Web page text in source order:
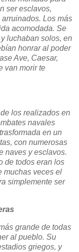
ser esclavos,
Los más
acomodada. Se
luchaban solos, en
honrar al poder
Ave, Caesar,
van morir te
los realizados en
navales
en un
con numerosas
naves y esclavos.
de todos eran los
muchas veces el
simplemente ser
grande de todas
al pueblo. Su
griegos, y